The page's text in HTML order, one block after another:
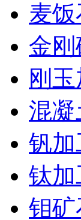
麦
金
刚
混凝
钒加
钛加
钼矿